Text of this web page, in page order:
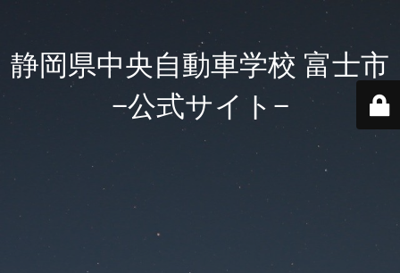
静岡県中央自動車学校 富士市
−公式サイト−